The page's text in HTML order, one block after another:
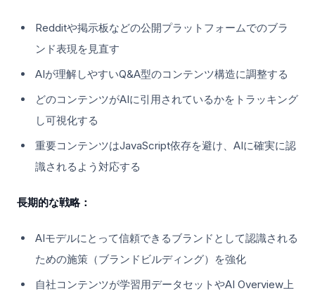
Redditや掲示板などの公開プラットフォームでのブラ
ンド表現を見直す
AIが理解しやすいQ&A型のコンテンツ構造に調整する
どのコンテンツがAIに引用されているかをトラッキング
し可視化する
重要コンテンツはJavaScript依存を避け、AIに確実に認
識されるよう対応する
長期的な戦略：
AIモデルにとって信頼できるブランドとして認識される
ための施策（ブランドビルディング）を強化
自社コンテンツが学習用データセットやAI Overview上